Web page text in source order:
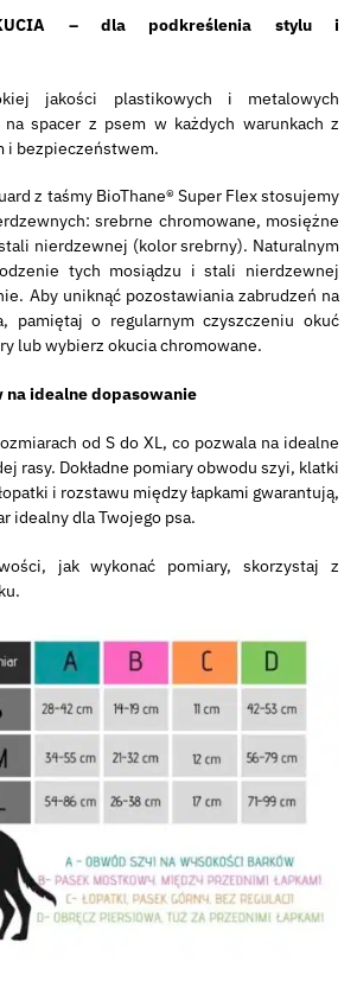
– dla podkreślenia stylu i
jakości plastikowych i metalowych
spacer z psem w każdych warunkach z
i bezpieczeństwem.
z taśmy BioThane® Super Flex stosujemy
srebrne chromowane, mosiężne
nierdzewnej (kolor srebrny). Naturalnym
tych mosiądzu i stali nierdzewnej
Aby uniknąć pozostawiania zabrudzeń na
pamiętaj o regularnym czyszczeniu okuć
lub wybierz okucia chromowane.
na idealne dopasowanie
od S do XL, co pozwala na idealne
rasy. Dokładne pomiary obwodu szyi, klatki
i rozstawu między łapkami gwarantują,
idealny dla Twojego psa.
jak wykonać pomiary, skorzystaj z